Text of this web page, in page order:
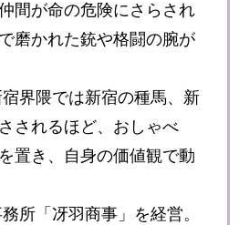
間が命の危険にさらされ
磨かれた銃や格闘の腕が
界隈では新宿の種馬、新
されるほど、おしゃべ
置き、自身の価値観で動
所「冴羽商事」を経営。